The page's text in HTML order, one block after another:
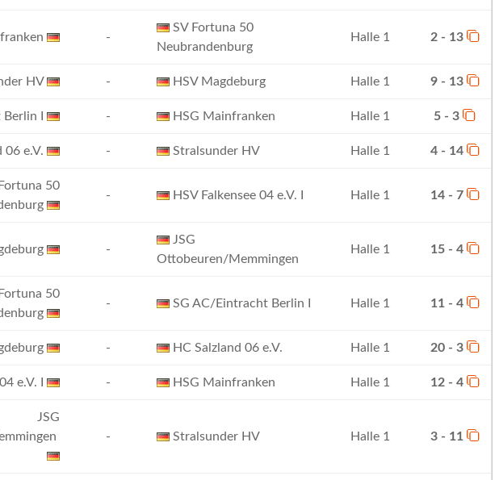
-
SV Fortuna 50
Neubrandenburg
Halle 1 2 - 13
HV - HSV Magdeburg Halle 1 9 - 13
I - HSG Mainfranken Halle 1 5 - 3
06 e.V. - Stralsunder HV Halle 1 4 - 14
50
- HSV Falkensee 04 e.V. I Halle 1 14 - 7
-
JSG
Ottobeuren/Memmingen
Halle 1 15 - 4
50
- SG AC/Eintracht Berlin I Halle 1 11 - 4
- HC Salzland 06 e.V. Halle 1 20 - 3
e.V. I - HSG Mainfranken Halle 1 12 - 4
JSG
- Stralsunder HV Halle 1 3 - 11